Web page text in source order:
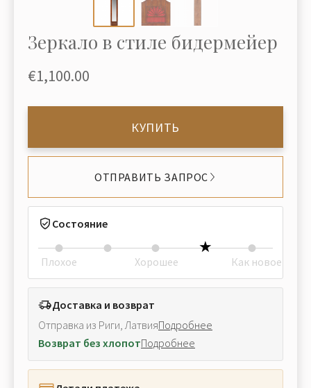
Зеркало в стиле бидермейер
€1,100.00
КУПИТЬ
ОТПРАВИТЬ ЗАПРОС
Состояние
Плохое Хорошее Как новое
Доставка и возврат
Отправка из Риги, ЛатвияПодробнее
Возврат без хлопотПодробнее